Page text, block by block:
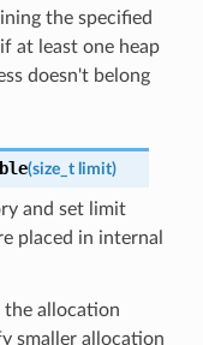
the specified
at least one heap
doesn't belong
(size_t limit)
and set limit
placed in internal
the allocation
smaller allocation